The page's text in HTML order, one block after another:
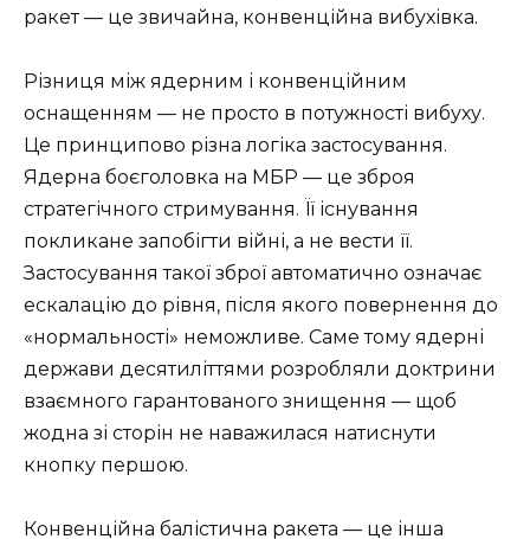
ракет — це звичайна, конвенційна вибухівка.
Різниця між ядерним і конвенційним
оснащенням — не просто в потужності вибуху.
Це принципово різна логіка застосування.
Ядерна боєголовка на МБР — це зброя
стратегічного стримування. Її існування
покликане запобігти війні, а не вести її.
Застосування такої зброї автоматично означає
ескалацію до рівня, після якого повернення до
«нормальності» неможливе. Саме тому ядерні
держави десятиліттями розробляли доктрини
взаємного гарантованого знищення — щоб
жодна зі сторін не наважилася натиснути
кнопку першою.
Конвенційна балістична ракета — це інша